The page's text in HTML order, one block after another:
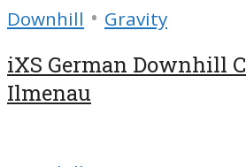
Downhill • Gravity
iXS German Downhill
Ilmenau